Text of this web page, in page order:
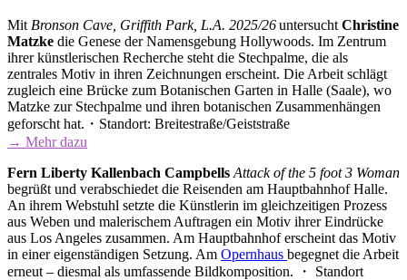
Mit Bronson Cave, Griffith Park, L.A. 2025/26untersucht Christine
Matzke die Genese der Namensgebung Hollywoods. Im Zentrum
ihrer künstlerischen Recherche steht die Stechpalme, die als
zentrales Motiv in ihren Zeichnungen erscheint. Die Arbeit schlägt
zugleich eine Brücke zum Botanischen Garten in Halle (Saale), wo
Matzke zur Stechpalme und ihren botanischen Zusammenhängen
geforscht hat.・Standort: Breitestraße/Geiststraße
→ Mehr dazu
Fern Liberty Kallenbach Campbells Attack of the 5 foot 3 Woman
begrüßt und verabschiedet die Reisenden am Hauptbahnhof Halle.
An ihrem Webstuhl setzte die Künstlerin im gleichzeitigen Prozess
aus Weben und malerischem Auftragen ein Motiv ihrer Eindrücke
aus Los Angeles zusammen. Am Hauptbahnhof erscheint das Motiv
in einer eigenständigen Setzung. Am Opernhaus begegnet die Arbeit
erneut – diesmal als umfassende Bildkomposition. ・ Standort